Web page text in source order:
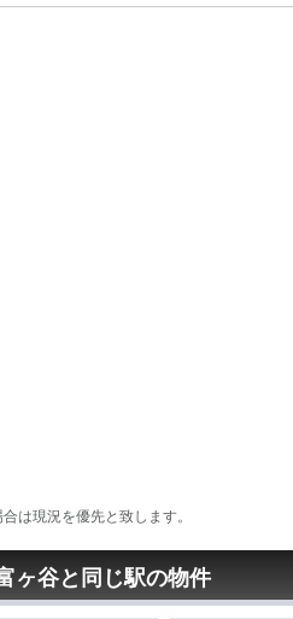
は現況を優先と致します。
ヶ谷と同じ駅の物件